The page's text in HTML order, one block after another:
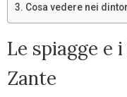
Cosa vedere nei
Le spiagge e
Zante